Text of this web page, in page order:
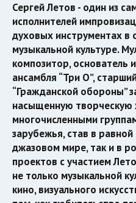
Сергей Летов - один из
исполнителей
духовых инструментах в
музыкальной культуре.
композитор, основатель
ансамбля “Три О”,
“Гражданской обороны”
насыщенную творческую
многочисленными
зарубежья, став в
джазовом мире, так и в
проектов с участием
не только музыкальной
кино, визуального